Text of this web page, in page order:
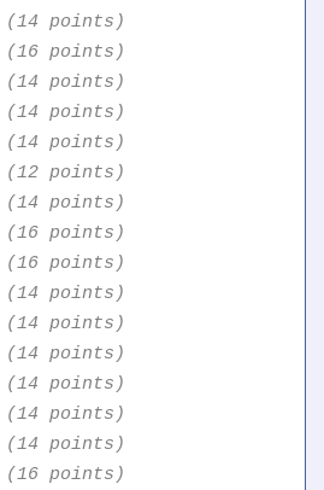
(14 points)
(16 points)
(14 points)
(14 points)
(14 points)
(12 points)
(14 points)
(16 points)
(16 points)
(14 points)
(14 points)
(14 points)
(14 points)
(14 points)
(14 points)
(16 points)